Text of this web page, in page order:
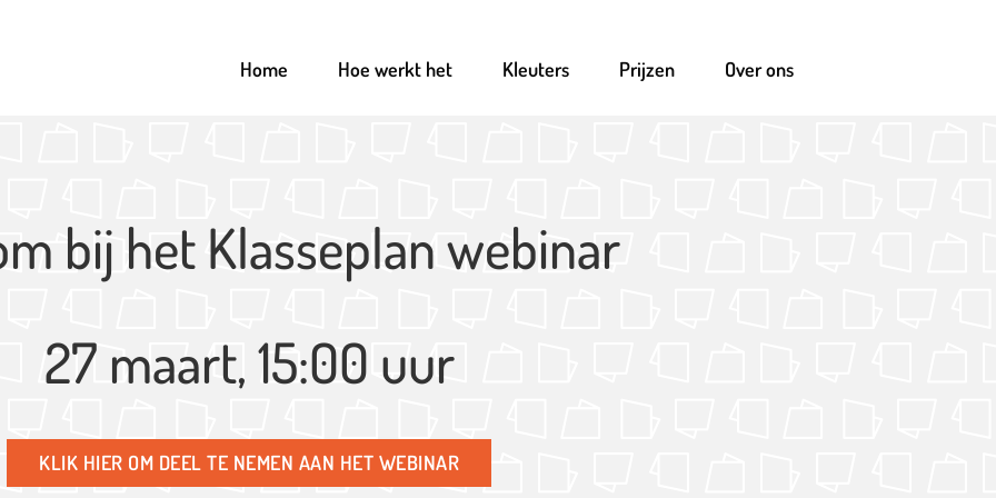
Home Hoe werkt het Kleuters Prijzen Over ons
bij het Klasseplan webinar
27 maart, 15:00 uur
KLIK HIER OM DEEL TE NEMEN AAN HET WEBINAR